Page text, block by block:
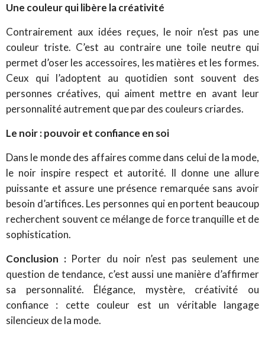
Une couleur qui libère la créativité
Contrairement aux idées reçues, le noir n’est pas une
couleur triste. C’est au contraire une toile neutre qui
permet d’oser les accessoires, les matières et les formes.
Ceux qui l’adoptent au quotidien sont souvent des
personnes créatives, qui aiment mettre en avant leur
personnalité autrement que par des couleurs criardes.
Le noir : pouvoir et confiance en soi
Dans le monde des affaires comme dans celui de la mode,
le noir inspire respect et autorité. Il donne une allure
puissante et assure une présence remarquée sans avoir
besoin d’artifices. Les personnes qui en portent beaucoup
recherchent souvent ce mélange de force tranquille et de
sophistication.
Conclusion :Porter du noir n’est pas seulement une
question de tendance, c’est aussi une manière d’affirmer
sa personnalité. Élégance, mystère, créativité ou
confiance : cette couleur est un véritable langage
silencieux de la mode.